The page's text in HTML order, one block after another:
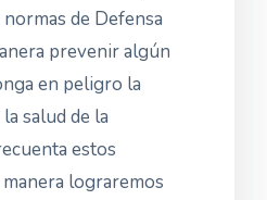
de Defensa
prevenir algún
en peligro la
salud de la
estos
lograremos